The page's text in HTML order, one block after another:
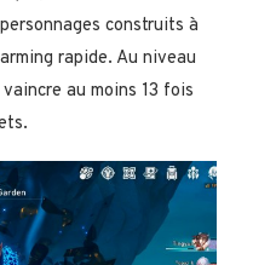
construits à
rapide. Au niveau
au moins 13 fois